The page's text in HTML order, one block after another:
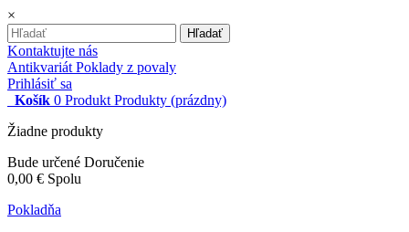
×
Hľadať
Kontaktujte nás
Antikvariát Poklady z povaly
Prihlásiť sa
Košík 0 Produkt Produkty (prázdny)
Žiadne produkty
Bude určené Doručenie
0,00 € Spolu
Pokladňa